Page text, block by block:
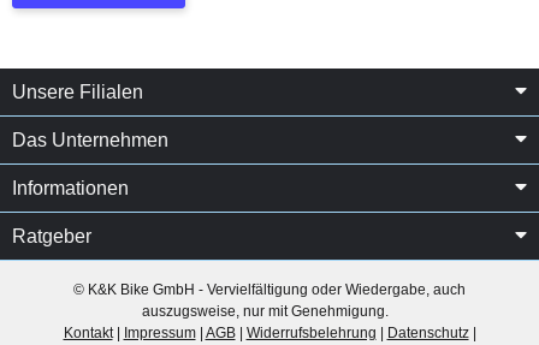
Unsere Filialen
Das Unternehmen
Informationen
Ratgeber
© K&K Bike GmbH - Vervielfältigung oder Wiedergabe, auch
auszugsweise, nur mit Genehmigung.
Kontakt| Impressum| AGB| Widerrufsbelehrung Datenschutz|